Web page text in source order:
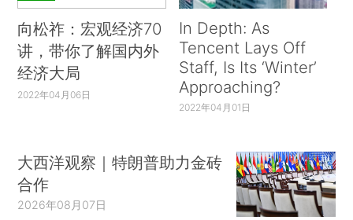
向松祚：宏观经济70
讲，带你了解国内外
经济大局
2022年04月06日
In Depth: As
Tencent Lays Off
Staff, Is Its ‘Winter’
Approaching?
2022年04月01日
大西洋观察｜特朗普助力金砖
合作
2026年08月07日